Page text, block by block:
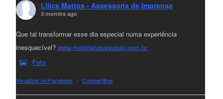
Lilica Mattos - Assessoria de Imprensa
3 months ago
Que tal transformar esse dia especial numa experiência
inesquecível?www.motoristasaopaulo.com.br
Foto
Visualizar no Facebook · Compartilhar